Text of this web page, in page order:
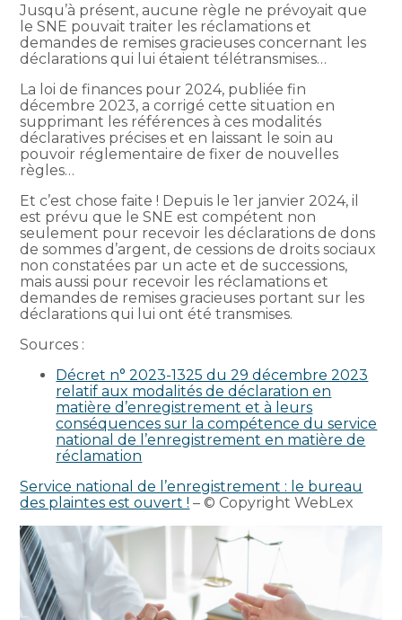
Jusqu’à présent, aucune règle ne prévoyait que
le SNE pouvait traiter les réclamations et
demandes de remises gracieuses concernant les
déclarations qui lui étaient télétransmises…
La loi de finances pour 2024, publiée fin
décembre 2023, a corrigé cette situation en
supprimant les références à ces modalités
déclaratives précises et en laissant le soin au
pouvoir réglementaire de fixer de nouvelles
règles…
Et c’est chose faite ! Depuis le 1er janvier 2024, il
est prévu que le SNE est compétent non
seulement pour recevoir les déclarations de dons
de sommes d’argent, de cessions de droits sociaux
non constatées par un acte et de successions,
mais aussi pour recevoir les réclamations et
demandes de remises gracieuses portant sur les
déclarations qui lui ont été transmises.
Sources :
Décret n° 2023-1325 du 29 décembre 2023
relatif aux modalités de déclaration en
matière d’enregistrement et à leurs
conséquences sur la compétence du service
national de l’enregistrement en matière de
réclamation
Service national de l’enregistrement : le bureau
des plaintes est ouvert ! – © Copyright WebLex